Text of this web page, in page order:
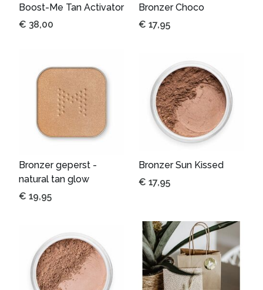
Boost-Me Tan Activator
€ 38,00
Bronzer Choco
€ 17,95
Bronzer geperst -
natural tan glow
€ 19,95
Bronzer Sun Kissed
€ 17,95